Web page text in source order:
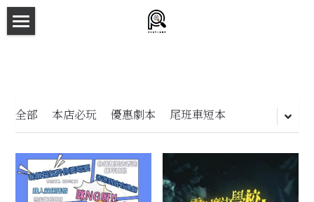
新本預告
劇本相冊
全部 本店必玩 優惠劇本 尾班車短本
商品分類